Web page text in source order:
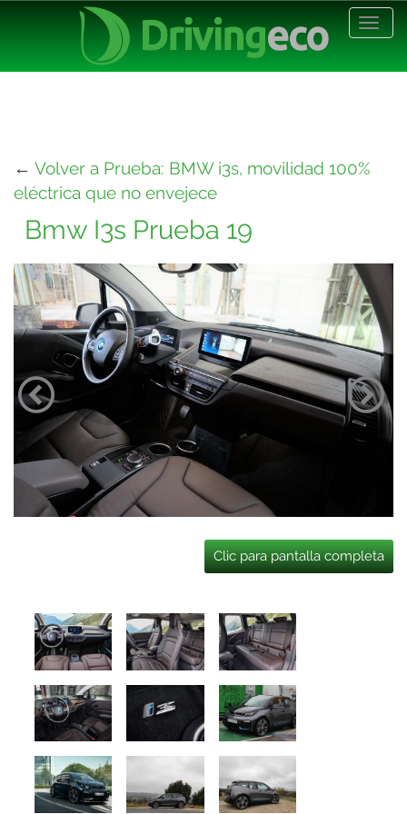
← Volver a Prueba: BMW i3s, movilidad 100%
eléctrica que no envejece
Bmw I3s Prueba 19
Clic para pantalla completa